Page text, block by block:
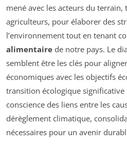
mené avec les acteurs du terrain,
agriculteurs, pour élaborer des
l’environnement tout en tenant
alimentaire de notre pays. Le
semblent être les clés pour
économiques avec les objectifs
transition écologique significative
conscience des liens entre les
dérèglement climatique,
nécessaires pour un avenir